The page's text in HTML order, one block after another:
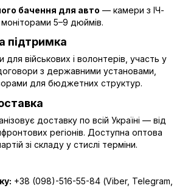
бачення для авто — камери з ІЧ-
моніторами 5–9 дюймів.
підтримка
для військових і волонтерів, участь у
з державними установами,
для бюджетних структур.
доставку по всій Україні — від
регіонів. Доступна оптова
зі складу у стислі терміни.
+38 (098)-516-55-84 (Viber, Telegram,